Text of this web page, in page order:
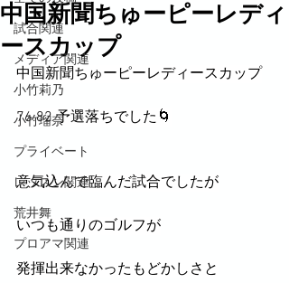
試合関連
メディア関連
小竹莉乃
小竹瑠奈
プライベート
レッスン関連
荒井舞
プロアマ関連
中国新聞ちゅーピーレディ
ースカップ
中国新聞ちゅーピーレディースカップ
76.82 予選落ちでした🌀
意気込んで臨んだ試合でしたが
いつも通りのゴルフが
発揮出来なかったもどかしさと